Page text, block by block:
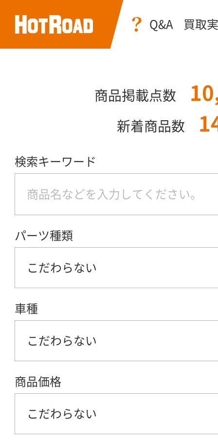
Q&A 買取
商品掲載点数
新着商品数
検索キーワード
パーツ種類
こだわらない
車種
こだわらない
商品価格
こだわらない